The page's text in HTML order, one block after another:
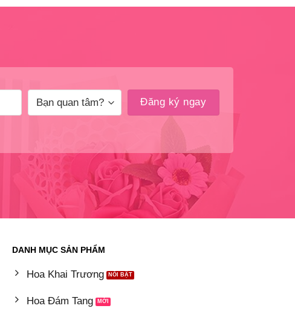
DANH MỤC SẢN PHẨM
Hoa Khai Trương
Hoa Đám Tang